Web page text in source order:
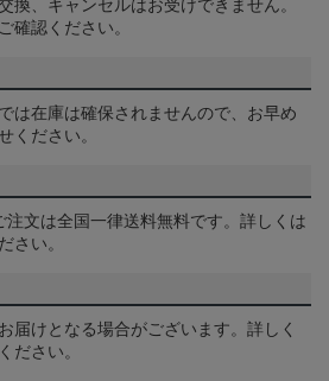
換、キャンセルはお受けできません。
確認ください。
は在庫は確保されませんので、お早め
ください。
文は全国一律送料無料です。詳しくは
さい。
届けとなる場合がございます。詳しく
ださい。